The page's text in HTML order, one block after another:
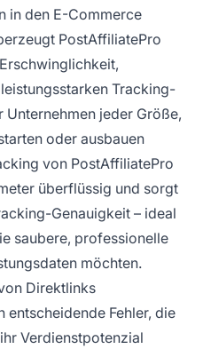
in den E-Commerce
PostAffiliatePro
Tracking-
Unternehmen jeder Größe,
oder ausbauen
von PostAffiliatePro
überflüssig und sorgt
Genauigkeit – ideal
saubere, professionelle
möchten.
Direktlinks
entscheidende Fehler, die
Verdienstpotenzial